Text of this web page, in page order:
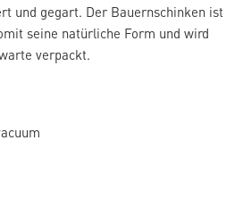
und gegart. Der Bauernschinken ist
seine natürliche Form und wird
verpackt.